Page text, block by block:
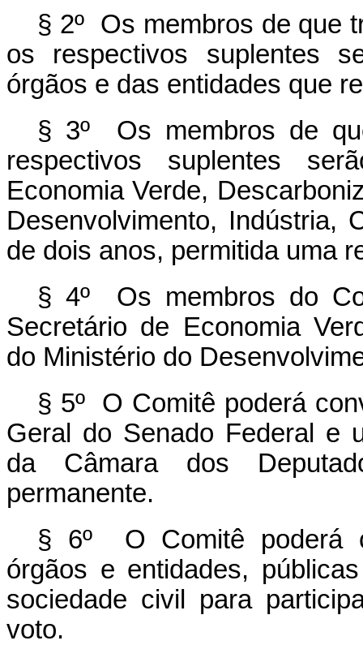
§ 2º Os membros de que
os respectivos suplentes
órgãos e das entidades que
§ 3º Os membros de
respectivos suplentes
Economia Verde,
Desenvolvimento, Indústria,
de dois anos, permitida uma
§ 4º Os membros do
Secretário de Economia
do Ministério do
§ 5º O Comitê poderá
Geral do Senado Federal e
da Câmara dos
permanente.
§ 6º O Comitê poderá
órgãos e entidades,
sociedade civil para
voto.